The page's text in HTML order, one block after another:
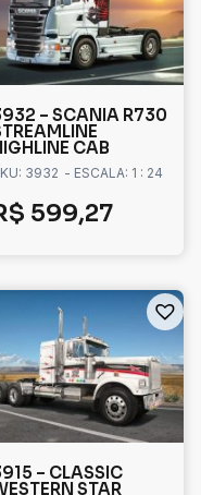
– SCANIA R730
CAB
3932 - ESCALA: 1 : 24
599,27
– CLASSIC
STAR